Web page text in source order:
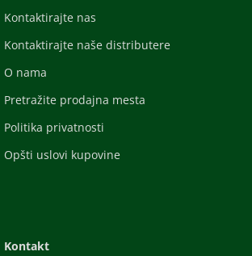
Kontaktirajte nas
Kontaktirajte naše distributere
O nama
Pretražite prodajna mesta
Politika privatnosti
Opšti uslovi kupovine
Kontakt